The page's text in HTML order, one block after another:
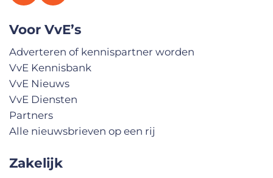
Voor VvE’s
Adverteren of kennispartner worden
VvE Kennisbank
VvE Nieuws
VvE Diensten
Partners
Alle nieuwsbrieven op een rij
Zakelijk